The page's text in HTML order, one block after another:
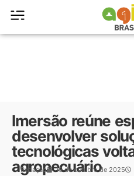
Imersão reúne
desenvolver
tecnológicas
agropecuário
Redação 16 de outubro de 2025